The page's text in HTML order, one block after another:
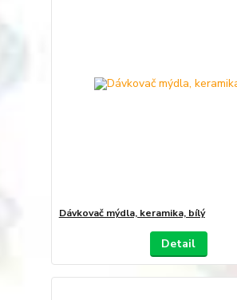
Dávkovač mýdla, keramika, bílý
Detail